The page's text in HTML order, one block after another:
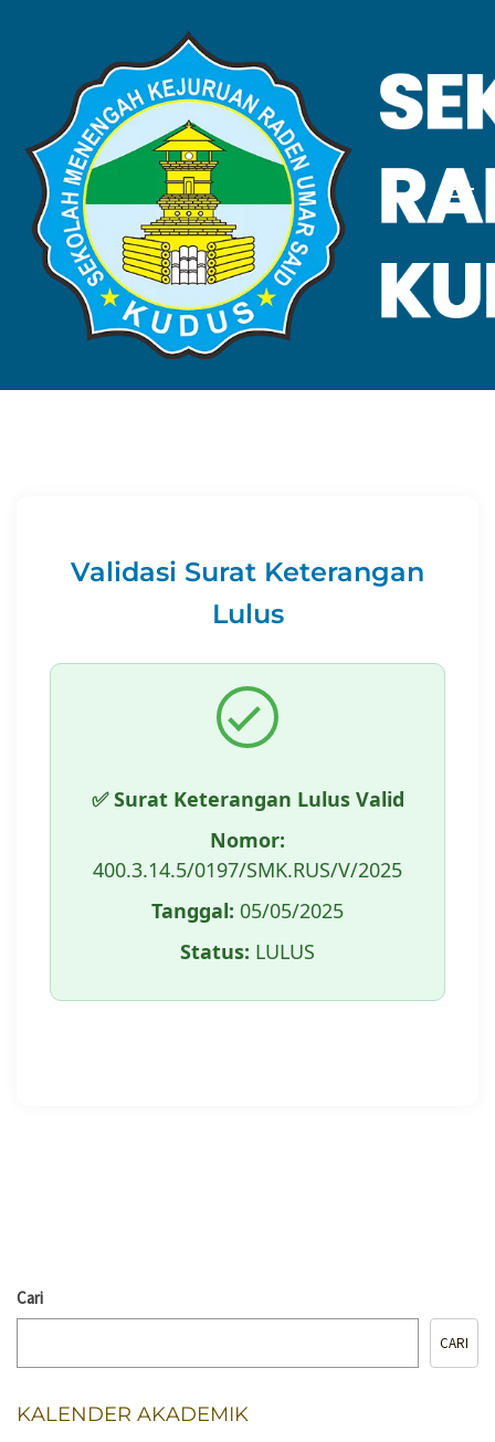
VALIDASI SKL
Validasi SKL
Validasi Surat Keterangan
Lulus
✅ Surat Keterangan Lulus Valid
Nomor:
400.3.14.5/0197/SMK.RUS/V/2025
Tanggal: 05/05/2025
Status: LULUS
Cari
CARI
KALENDER AKADEMIK